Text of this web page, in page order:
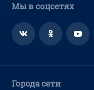
Мы в соцсетях
Города сети